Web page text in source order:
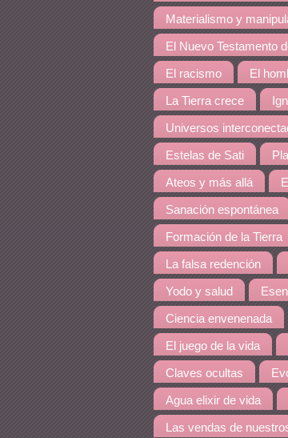
Materialismo y
El Nuevo Testamento
El racismo El
La Tierra crece
Universos
Estelas de Sati
Ateos y más allá
Sanación espontánea
Formación de la Tierra
La falsa redención
Yodo y salud
Ciencia envenenada
El juego de la vida
Claves ocultas
Agua elixir de vida
Las vendas de